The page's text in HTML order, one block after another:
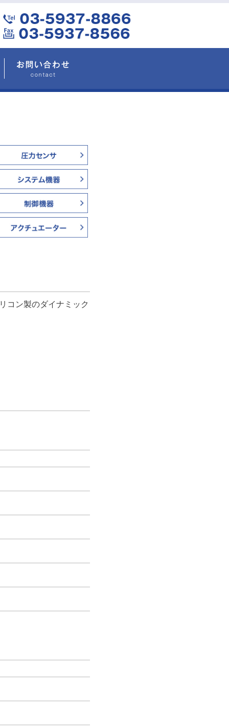
コン製のダイナミック